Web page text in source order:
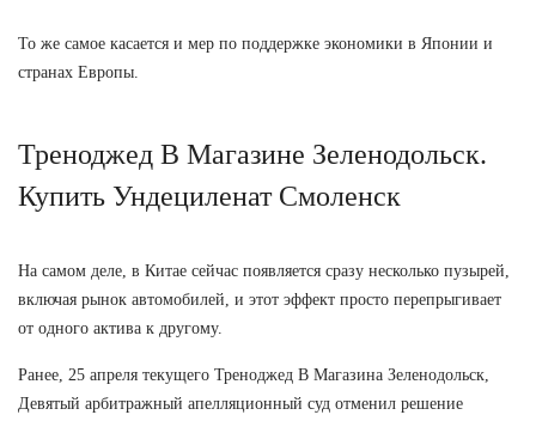
То же самое касается и мер по поддержке экономики в Японии и
странах Европы.
Треноджед В Магазине Зеленодольск.
Купить Ундециленат Смоленск
На самом деле, в Китае сейчас появляется сразу несколько пузырей,
включая рынок автомобилей, и этот эффект просто перепрыгивает
от одного актива к другому.
Ранее, 25 апреля текущего Треноджед В Магазина Зеленодольск,
Девятый арбитражный апелляционный суд отменил решение